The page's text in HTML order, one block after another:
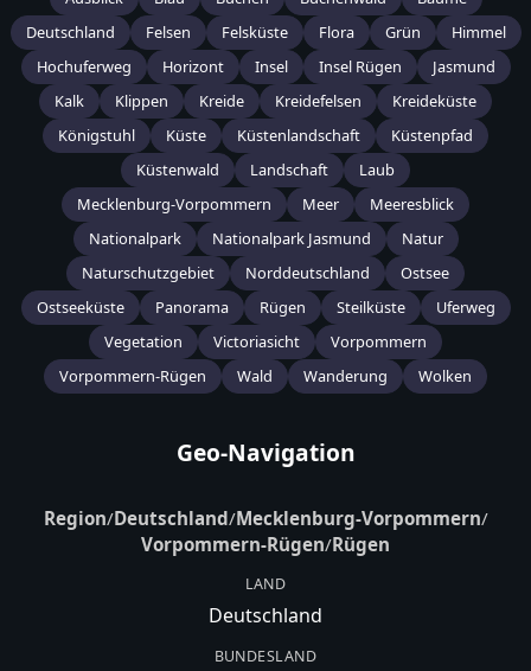
Deutschland
Felsen Felsküste Flora Grün
Himmel
Hochuferweg
Horizont Insel Insel Rügen
Jasmund
Kalk
Klippen Kreide Kreidefelsen
Kreideküste
Königstuhl
Küste Küstenlandschaft
Küstenpfad
Küstenwald
Landschaft
Laub
Mecklenburg-Vorpommern
Meer
Meeresblick
Nationalpark
Nationalpark Jasmund
Natur
Naturschutzgebiet
Norddeutschland
Ostsee
Ostseeküste
Panorama Rügen Steilküste
Uferweg
Vegetation
Victoriasicht
Vorpommern
Vorpommern-Rügen
Wald Wanderung Wolken
Geo-Navigation
Region/Deutschland/Mecklenburg-Vorpommern/
Vorpommern-Rügen/Rügen
LAND
Deutschland
BUNDESLAND